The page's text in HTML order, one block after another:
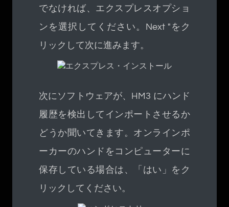
でなければ、エクスプレスオプショ
ンを選択してください。Next "をク
リックして次に進みます。
次にソフトウェアが、HM3 にハンド
履歴を検出してインポートさせるか
どうか聞いてきます。オンラインポ
ーカーのハンドをコンピューターに
保存している場合は、「はい」をク
リックしてください。